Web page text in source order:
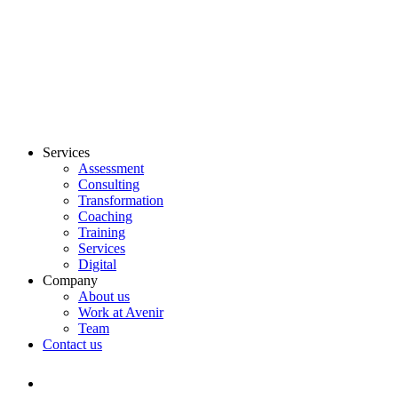
Services
Assessment
Consulting
Transformation
Coaching
Training
Services
Digital
Company
About us
Work at Avenir
Team
Contact us